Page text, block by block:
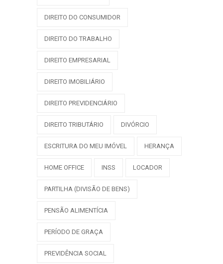
DIREITO DO CONSUMIDOR
DIREITO DO TRABALHO
DIREITO EMPRESARIAL
DIREITO IMOBILIÁRIO
DIREITO PREVIDENCIÁRIO
DIREITO TRIBUTÁRIO DIVÓRCIO
ESCRITURA DO MEU IMÓVEL HERANÇA
HOME OFFICE INSS LOCADOR
PARTILHA (DIVISÃO DE BENS)
PENSÃO ALIMENTÍCIA
PERÍODO DE GRAÇA
PREVIDÊNCIA SOCIAL